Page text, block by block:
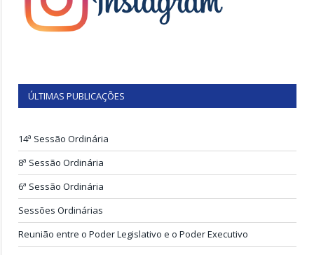
ÚLTIMAS PUBLICAÇÕES
14ª Sessão Ordinária
8ª Sessão Ordinária
6ª Sessão Ordinária
Sessões Ordinárias
Reunião entre o Poder Legislativo e o Poder Executivo